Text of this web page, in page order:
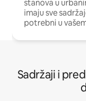
stanova u
imaju sve
potrebni u
Sadržaji i